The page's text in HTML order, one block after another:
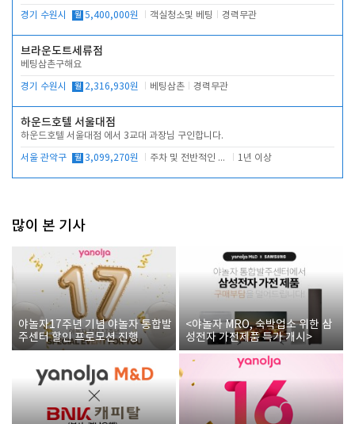
경기 수원시 월 5,400,000원 객실청소및 베팅 경력무관
브라운도트세류점
베팅삼촌구해요
경기 수원시 월 2,316,930원 베팅삼촌 경력무관
하운드호텔 서울대점
하운드호텔 서울대점 에서 3교대 과장님 구인합니다.
서울 관악구 월 3,099,270원 주차 및 전반적인 당번업무 1년 이상
많이 본 기사
야놀자17주년 기념 야놀자 통합발
주센터 할인 프로모션 진행
<야놀자 MRO, 숙박업소 위한 삼
성전자 가전제품 특가 개시>